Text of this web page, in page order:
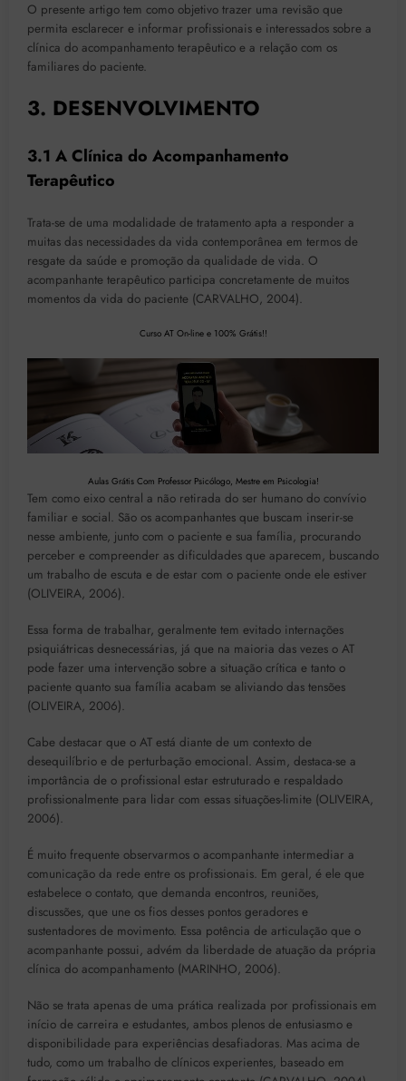
O presente artigo tem como objetivo trazer uma revisão que
permita esclarecer e informar profissionais e interessados sobre a
clínica do acompanhamento terapêutico e a relação com os
familiares do paciente.
3. DESENVOLVIMENTO
3.1 A Clínica do Acompanhamento
Terapêutico
Trata-se de uma modalidade de tratamento apta a responder a
muitas das necessidades da vida contemporânea em termos de
resgate da saúde e promoção da qualidade de vida. O
acompanhante terapêutico participa concretamente de muitos
momentos da vida do paciente (CARVALHO, 2004).
Curso AT On-line e 100% Grátis!!
Aulas Grátis Com Professor Psicólogo, Mestre em Psicologia!
Tem como eixo central a não retirada do ser humano do convívio
familiar e social. São os acompanhantes que buscam inserir-se
nesse ambiente, junto com o paciente e sua família, procurando
perceber e compreender as dificuldades que aparecem, buscando
um trabalho de escuta e de estar com o paciente onde ele estiver
(OLIVEIRA, 2006).
Essa forma de trabalhar, geralmente tem evitado internações
psiquiátricas desnecessárias, já que na maioria das vezes o AT
pode fazer uma intervenção sobre a situação crítica e tanto o
paciente quanto sua família acabam se aliviando das tensões
(OLIVEIRA, 2006).
Cabe destacar que o AT está diante de um contexto de
desequilíbrio e de perturbação emocional. Assim, destaca-se a
importância de o profissional estar estruturado e respaldado
profissionalmente para lidar com essas situações-limite (OLIVEIRA,
2006).
É muito frequente observarmos o acompanhante intermediar a
comunicação da rede entre os profissionais. Em geral, é ele que
estabelece o contato, que demanda encontros, reuniões,
discussões, que une os fios desses pontos geradores e
sustentadores de movimento. Essa potência de articulação que o
acompanhante possui, advém da liberdade de atuação da própria
clínica do acompanhamento (MARINHO, 2006).
Não se trata apenas de uma prática realizada por profissionais em
início de carreira e estudantes, ambos plenos de entusiasmo e
disponibilidade para experiências desafiadoras. Mas acima de
tudo, como um trabalho de clínicos experientes, baseado em